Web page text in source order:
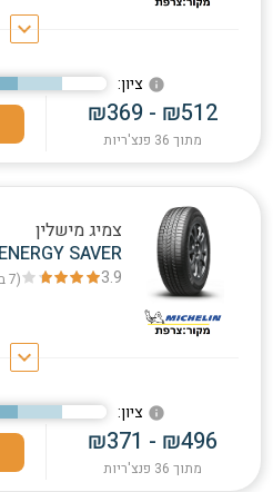
keyboard_arrow_down
:ציון info
₪369 - ₪512
מתוך 36 פנצ'ריות
צמיג מישלין
SAVER
3.9
(7
keyboard_arrow_down
:ציון info
₪371 - ₪496
מתוך 36 פנצ'ריות